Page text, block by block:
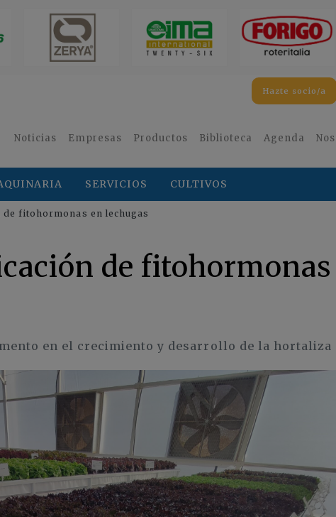
Hazte socio/a
Noticias Empresas Productos Biblioteca Agenda
SERVICIOS CULTIVOS
de fitohormonas en lechugas
de fitohormonas
en el crecimiento y desarrollo de la hortaliza